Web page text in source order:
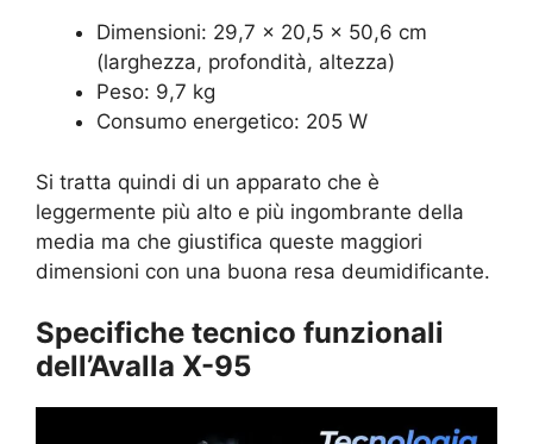
Dimensioni: 29,7 x 20,5 x 50,6 cm
(larghezza, profondità, altezza)
Peso: 9,7 kg
Consumo energetico: 205 W
Si tratta quindi di un apparato che è
leggermente più alto e più ingombrante della
media ma che giustifica queste maggiori
dimensioni con una buona resa deumidificante.
Specifiche tecnico funzionali
dell’Avalla X-95